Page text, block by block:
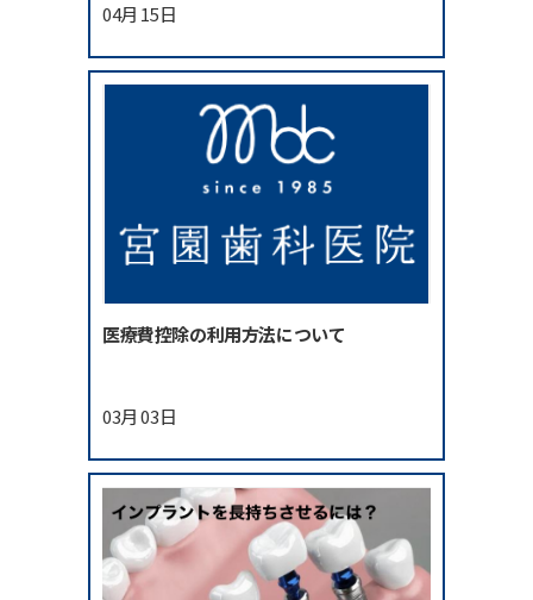
04月 15日
医療費控除の利用方法について
03月 03日